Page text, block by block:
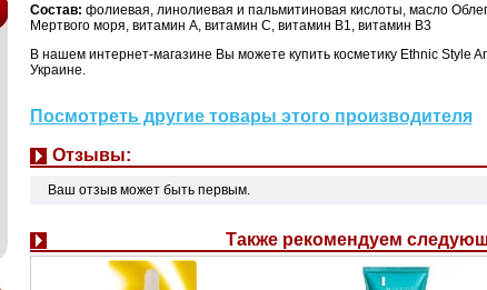
Состав: фолиевая, линолиевая и пальмитиновая кислоты, масло
Мертвого моря, витамин А, витамин С, витамин В1, витамин В3
В нашем интернет-магазине Вы можете купить косметику Ethnic Style
Украине.
Посмотреть другие товары этого производителя
Отзывы:
Ваш отзыв может быть первым.
Также рекомендуем